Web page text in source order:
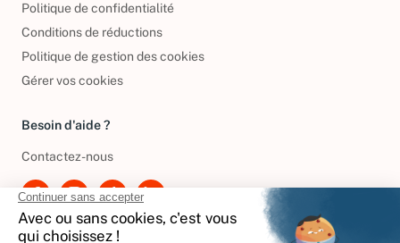
Politique de confidentialité
Conditions de réductions
Politique de gestion des cookies
Gérer vos cookies
Besoin d'aide ?
Contactez-nous
International